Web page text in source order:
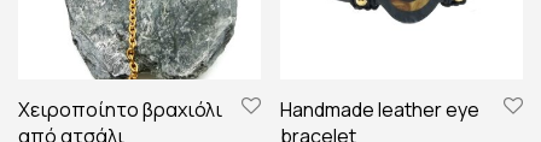
Χειροποίητο βραχιόλι
από ατσάλι
Handmade leather eye
bracelet